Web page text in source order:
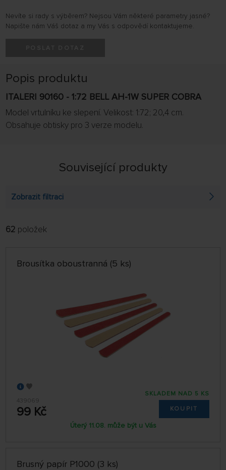
Nevíte si rady s výběrem? Nejsou Vám některé parametry jasné?
Napište nám Váš dotaz a my Vás s odpovědí kontaktujeme.
Popis produktu
ITALERI 90160 - 1:72 BELL AH-1W SUPER COBRA
Model vrtulníku ke slepení. Velikost: 1:72; 20,4 cm.
Obsahuje obtisky pro 3 verze modelu.
Související produkty
Zobrazit filtraci
FILTROVAT:
64 NA STRÁNCE
62 položek
Brousítka oboustranná (5 ks)
439069
99 Kč
SKLADEM NAD 5 KS
KOUPIT
Úterý 11.08. může být u Vás
Brusný papír P1000 (3 ks)